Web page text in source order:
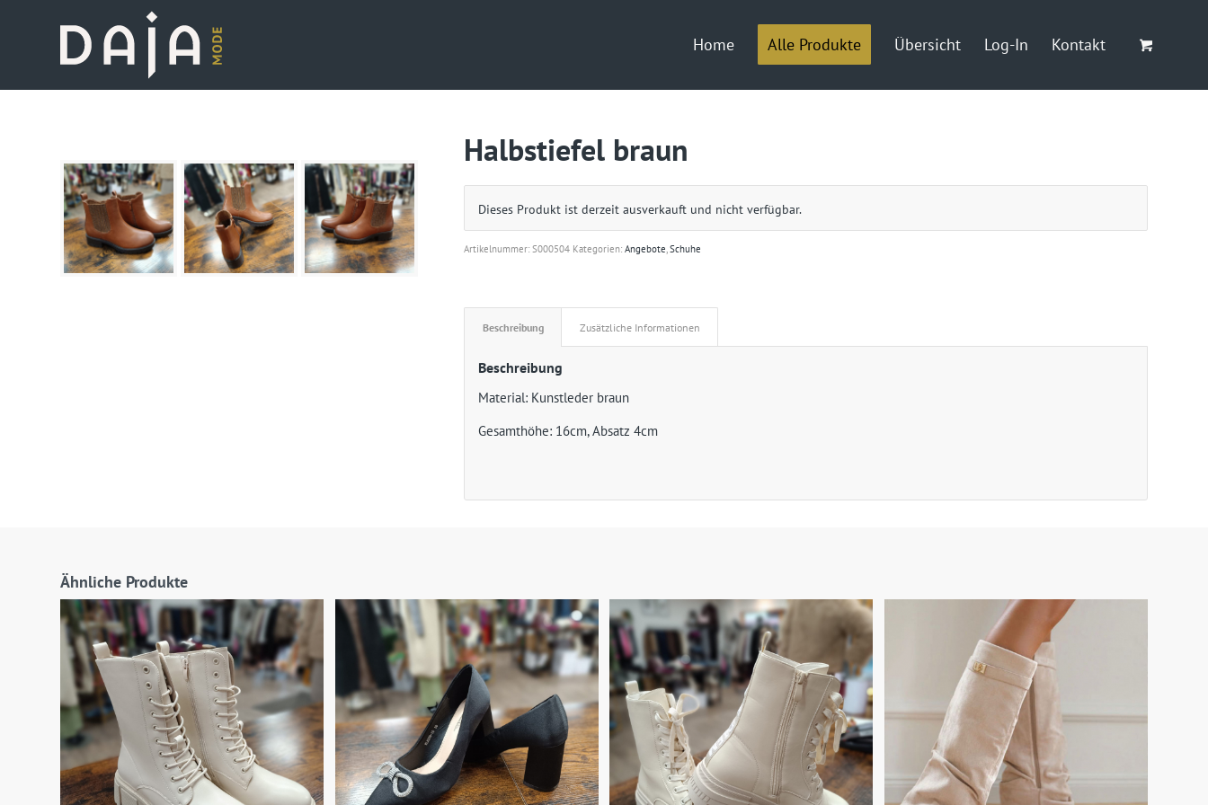
Home Alle Produkte Übersicht Log-In Kontakt
Halbstiefel braun
Dieses Produkt ist derzeit ausverkauft und nicht verfügbar.
Artikelnummer:S000504 Kategorien:Angebote,Schuhe
Beschreibung Zusätzliche Informationen
Beschreibung
Material: Kunstleder braun
Gesamthöhe: 16cm, Absatz 4cm
Ähnliche Produkte